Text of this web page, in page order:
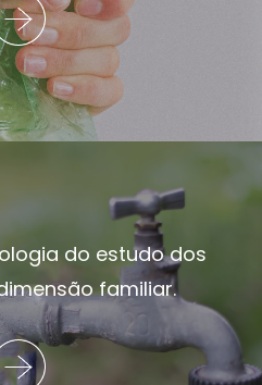
do estudo dos
familiar.